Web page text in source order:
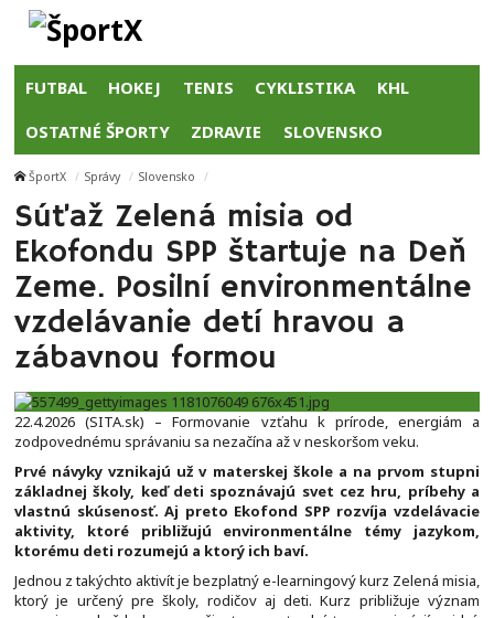
FUTBAL HOKEJ TENIS CYKLISTIKA KHL
OSTATNÉ ŠPORTY ZDRAVIE SLOVENSKO
ŠportX Správy Slovensko
Súťaž Zelená misia od
Ekofondu SPP štartuje na Deň
Zeme. Posilní environmentálne
vzdelávanie detí hravou a
zábavnou formou
22.4.2026 (SITA.sk) – Formovanie vzťahu k prírode, energiám a
zodpovednému správaniu sa nezačína až v neskoršom veku.
Prvé návyky vznikajú už v materskej škole a na prvom stupni
základnej školy, keď deti spoznávajú svet cez hru, príbehy a
vlastnú skúsenosť. Aj preto Ekofond SPP rozvíja vzdelávacie
aktivity, ktoré približujú environmentálne témy jazykom,
ktorému deti rozumejú a ktorý ich baví.
Jednou z takýchto aktivít je bezplatný e-learningový kurz Zelená misia,
ktorý je určený pre školy, rodičov aj deti. Kurz približuje význam